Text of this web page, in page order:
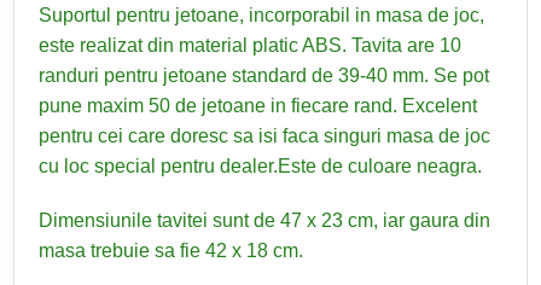
Suportul pentru jetoane, incorporabil in masa de joc,
este realizat din material platic ABS. Tavita are 10
randuri pentru jetoane standard de 39-40 mm. Se pot
pune maxim 50 de jetoane in fiecare rand. Excelent
pentru cei care doresc sa isi faca singuri masa de joc
cu loc special pentru dealer.Este de culoare neagra.
Dimensiunile tavitei sunt de 47 x 23 cm, iar gaura din
masa trebuie sa fie 42 x 18 cm.